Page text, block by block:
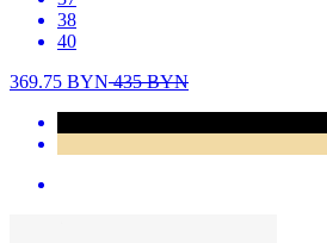
38
40
369.75 BYN435BYN